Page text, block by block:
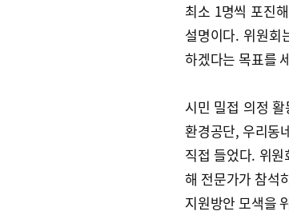
최소 1명씩 포진
설명이다. 위원회
하겠다는 목표를
시민 밀접 의정
환경공단, 우리동
직접 들었다. 위
해 전문가가 참석
지원방안 모색을